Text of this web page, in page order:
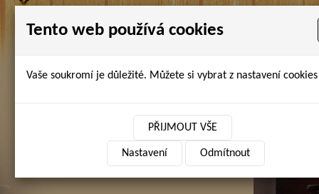
Tento web používá cookies
Vaše soukromí je důležité. Můžete si vybrat z nastavení
PŘIJMOUT VŠE
Nastavení Odmítnout